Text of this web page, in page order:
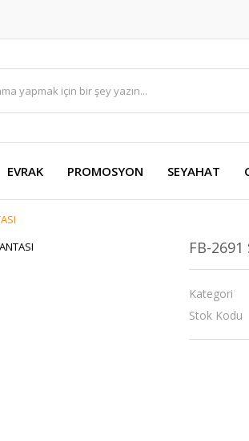
EVRAK PROMOSYON SEYAHAT
FB-2691
Kategori
Stok Kodu